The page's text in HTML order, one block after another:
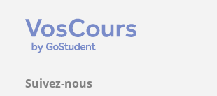
Suivez-nous